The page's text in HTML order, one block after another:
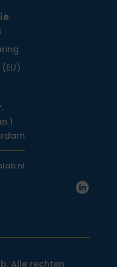
1
Alle rechten